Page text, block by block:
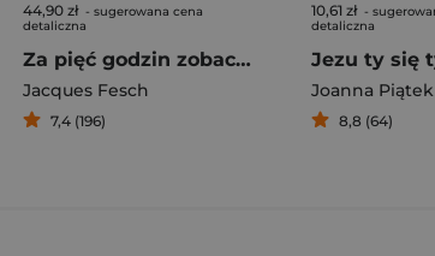
44,90 zł - sugerowana cena
detaliczna
Za pięć godzin zobaczę Jezusa
Jacques Fesch
7,4 (196)
10,61 zł -
detaliczna
Joanna Piątek
8,8 (64)